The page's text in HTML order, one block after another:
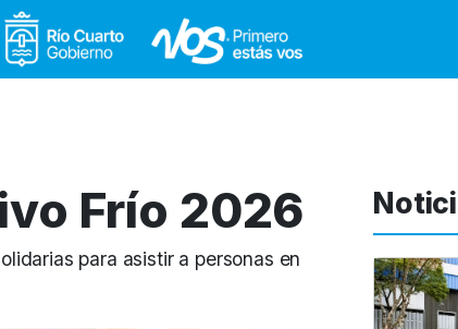
Gobierno de Río Cuarto
Frío 2026
para asistir a personas en